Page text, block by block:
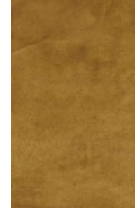
Entretención y